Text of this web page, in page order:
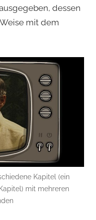
dessen
mit dem
Kapitel (ein
mit mehreren